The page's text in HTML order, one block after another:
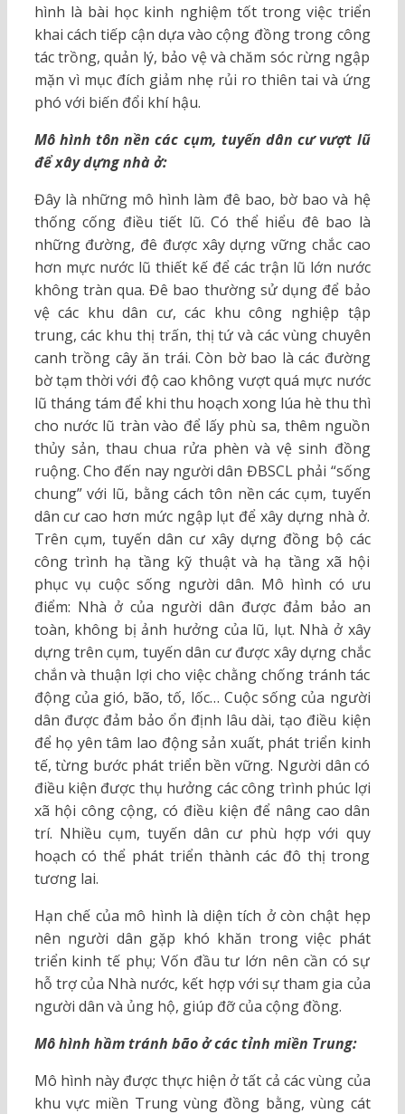
hình là bài học kinh nghiệm tốt trong việc triển
khai cách tiếp cận dựa vào cộng đồng trong công
tác trồng, quản lý, bảo vệ và chăm sóc rừng ngập
mặn vì mục đích giảm nhẹ rủi ro thiên tai và ứng
phó với biến đổi khí hậu.
Mô hình tôn nền các cụm, tuyến dân cư vượt lũ
để xây dựng nhà ở:
Đây là những mô hình làm đê bao, bờ bao và hệ
thống cống điều tiết lũ. Có thể hiểu đê bao là
những đường, đê được xây dựng vững chắc cao
hơn mực nước lũ thiết kế để các trận lũ lớn nước
không tràn qua. Đê bao thường sử dụng để bảo
vệ các khu dân cư, các khu công nghiệp tập
trung, các khu thị trấn, thị tứ và các vùng chuyên
canh trồng cây ăn trái. Còn bờ bao là các đường
bờ tạm thời với độ cao không vượt quá mực nước
lũ tháng tám để khi thu hoạch xong lúa hè thu thì
cho nước lũ tràn vào để lấy phù sa, thêm nguồn
thủy sản, thau chua rửa phèn và vệ sinh đồng
ruộng. Cho đến nay người dân ĐBSCL phải “sống
chung” với lũ, bằng cách tôn nền các cụm, tuyến
dân cư cao hơn mức ngập lụt để xây dựng nhà ở.
Trên cụm, tuyến dân cư xây dựng đồng bộ các
công trình hạ tầng kỹ thuật và hạ tầng xã hội
phục vụ cuộc sống người dân. Mô hình có ưu
điểm: Nhà ở của người dân được đảm bảo an
toàn, không bị ảnh hưởng của lũ, lụt. Nhà ở xây
dựng trên cụm, tuyến dân cư được xây dựng chắc
chắn và thuận lợi cho việc chằng chống tránh tác
động của gió, bão, tố, lốc… Cuộc sống của người
dân được đảm bảo ổn định lâu dài, tạo điều kiện
để họ yên tâm lao động sản xuất, phát triển kinh
tế, từng bước phát triển bền vững. Người dân có
điều kiện được thụ hưởng các công trình phúc lợi
xã hội công cộng, có điều kiện để nâng cao dân
trí. Nhiều cụm, tuyến dân cư phù hợp với quy
hoạch có thể phát triển thành các đô thị trong
tương lai.
Hạn chế của mô hình là diện tích ở còn chật hẹp
nên người dân gặp khó khăn trong việc phát
triển kinh tế phụ; Vốn đầu tư lớn nên cần có sự
hỗ trợ của Nhà nước, kết hợp với sự tham gia của
người dân và ủng hộ, giúp đỡ của cộng đồng.
Mô hình hầm tránh bão ở các tỉnh miền Trung:
Mô hình này được thực hiện ở tất cả các vùng của
khu vực miền Trung vùng đồng bằng, vùng cát